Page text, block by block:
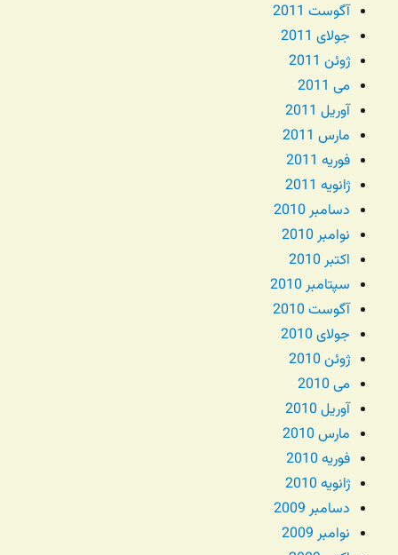
آگوست 2011
جولای 2011
ژوئن 2011
می 2011
آوریل 2011
مارس 2011
فوریه 2011
ژانویه 2011
دسامبر 2010
نوامبر 2010
اکتبر 2010
سپتامبر 2010
آگوست 2010
جولای 2010
ژوئن 2010
می 2010
آوریل 2010
مارس 2010
فوریه 2010
ژانویه 2010
دسامبر 2009
نوامبر 2009